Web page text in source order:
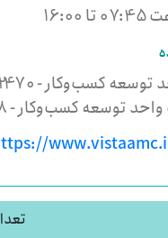
کسب‌وکار - 09122782470
کسب‌وکار - 09193383518